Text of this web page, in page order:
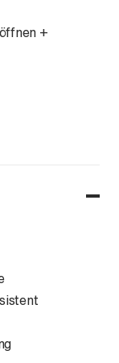
+